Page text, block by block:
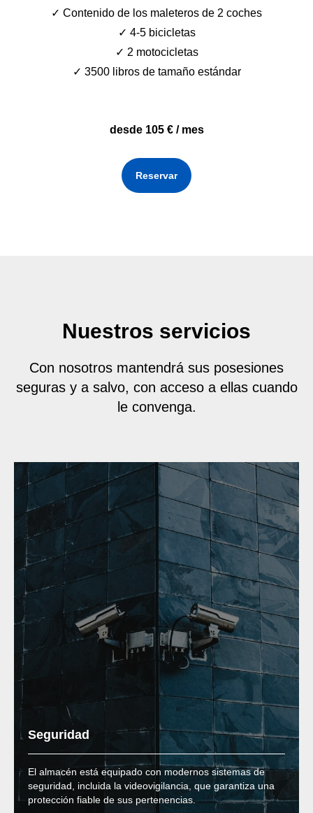
✓ Contenido de los maleteros de 2 coches
✓ 4-5 bicicletas
✓ 2 motocicletas
✓ 3500 libros de tamaño estándar
desde 105 € / mes
Reservar
Nuestros servicios
Con nosotros mantendrá sus posesiones
seguras y a salvo, con acceso a ellas cuando
le convenga.
Seguridad
El almacén está equipado con modernos sistemas de
seguridad, incluida la videovigilancia, que garantiza una
protección fiable de sus pertenencias.